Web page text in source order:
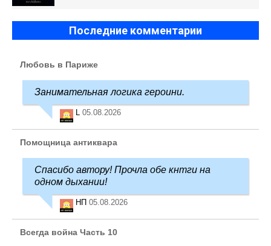
Последние комментарии
Любовь в Париже
Занимательная логика героини.
L 05.08.2026
Помощница антиквара
Спасибо автору! Прочла обе кнтги на
одном дыхании!
НП 05.08.2026
Всегда война Часть 10